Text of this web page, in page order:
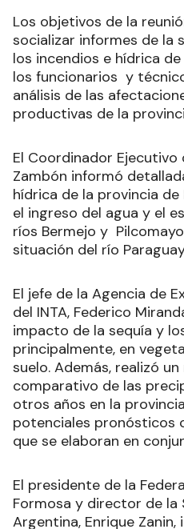
Los objetivos de la
socializar informes de la
los incendios e hídrica
los funcionarios y
análisis de las
productivas de la
El Coordinador Ejecutivo
Zambón informó
hídrica de la provincia de
el ingreso del agua y el
ríos Bermejo y
situación del río
El jefe de la Agencia de
del INTA, Federico
impacto de la sequía y
principalmente, en
suelo. Además, realizó
comparativo de las
otros años en la
potenciales pronósticos
que se elaboran en
El presidente de la
Formosa y director de la
Argentina, Enrique